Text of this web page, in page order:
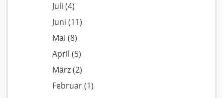
Juli (4)
Juni (11)
Mai (8)
April (5)
März(2)
Februar(1)